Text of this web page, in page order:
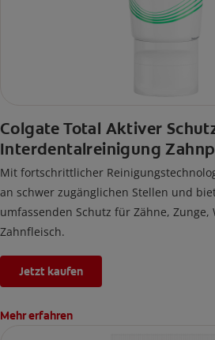
Colgate Total Aktiver
Interdentalreinigung
Mit fortschrittlicher
an schwer zugänglichen Stellen und
umfassenden Schutz für Zähne, Zunge,
Zahnfleisch.
Jetzt kaufen
Mehr erfahren